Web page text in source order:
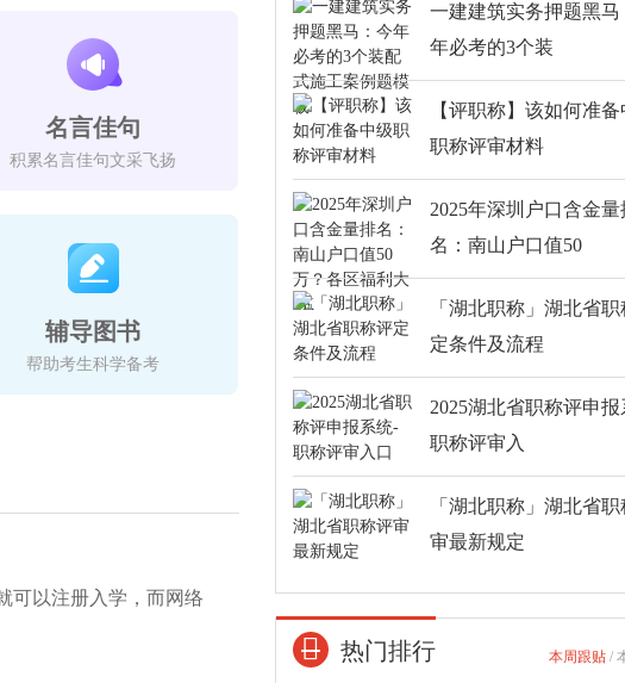
名言佳句
积累名言佳句文采飞扬
辅导图书
帮助考生科学备考
可以注册入学，而网络
一建建筑实务押题黑马
年必考的3个装
【评职称】该如何准
职称评审材料
2025年深圳户口含金量
名：南山户口值50
「湖北职称」湖北省
定条件及流程
2025湖北省职称评申报
职称评审入
「湖北职称」湖北省
审最新规定
热门排行 本周跟贴 /